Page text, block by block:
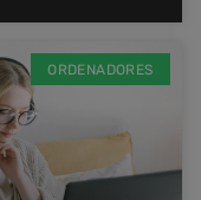
ORDENADORES